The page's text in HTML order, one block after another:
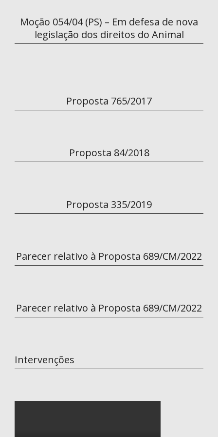
Moção 054/04 (PS) – Em defesa de nova
legislação dos direitos do Animal
Proposta 765/2017
Proposta 84/2018
Proposta 335/2019
Parecer relativo à Proposta 689/CM/2022
Parecer relativo à Proposta 689/CM/2022
Intervenções